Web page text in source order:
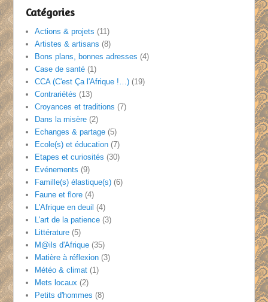
des
Catégories
Actions & projets (11)
Artistes & artisans (8)
Bons plans, bonnes adresses (4)
Case de santé (1)
CCA (C'est Ça l'Afrique !…) (19)
Contrariétés (13)
Croyances et traditions (7)
Dans la misère (2)
Echanges & partage (5)
Ecole(s) et éducation (7)
Etapes et curiosités (30)
Evénements (9)
Famille(s) élastique(s) (6)
Faune et flore (4)
L'Afrique en deuil (4)
L'art de la patience (3)
Littérature (5)
M@ils d'Afrique (35)
Matière à réflexion (3)
Météo & climat (1)
Mets locaux (2)
Petits d'hommes (8)